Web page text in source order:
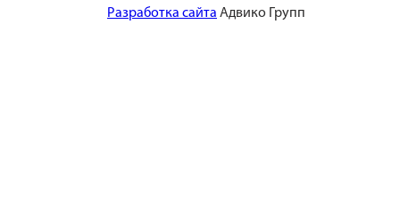
​Разработка сайта ​ Адвико Групп